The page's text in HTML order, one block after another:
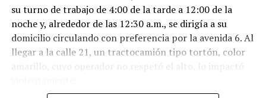
su turno de trabajo de 4:00 de la tarde a 12:00 de la
noche y, alrededor de las 12:30 a.m., se dirigía a su
domicilio circulando con preferencia por la avenida 6. Al
llegar a la calle 21, un tractocamión tipo tortón, color
amarillo, cuyo operador no respetó el alto, lo impactó